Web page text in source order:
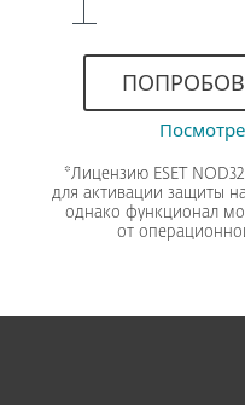
*Лицензию ESET
для активации защиты
однако функционал
от